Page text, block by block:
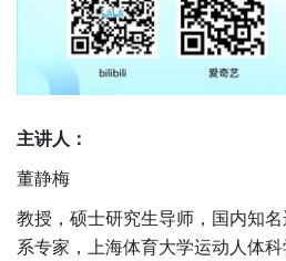
主讲人：
董静梅
教授，硕士研究生导师，国内知
系专家，上海体育大学运动人体